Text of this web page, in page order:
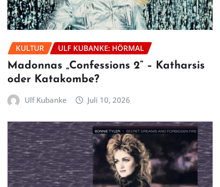
KULTUR ULF KUBANKE: HÖRMAL
Madonnas „Confessions 2“ – Katharsis
oder Katakombe?
Ulf Kubanke Juli 10, 2026